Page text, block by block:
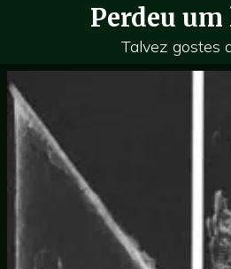
Perdeu
Talvez gostes